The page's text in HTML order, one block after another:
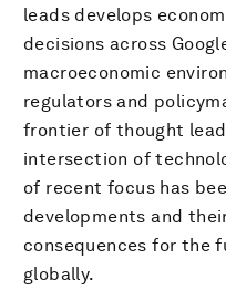
leads develops
decisions across
macroeconomic
regulators and
frontier of thought
intersection of
of recent focus has
developments and
consequences for the
globally.